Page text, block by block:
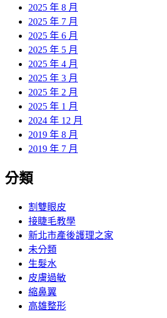
2025 年 8 月
2025 年 7 月
2025 年 6 月
2025 年 5 月
2025 年 4 月
2025 年 3 月
2025 年 2 月
2025 年 1 月
2024 年 12 月
2019 年 8 月
2019 年 7 月
分類
割雙眼皮
接睫毛教學
新北市產後護理之家
未分類
生髮水
皮膚過敏
縮鼻翼
高雄整形